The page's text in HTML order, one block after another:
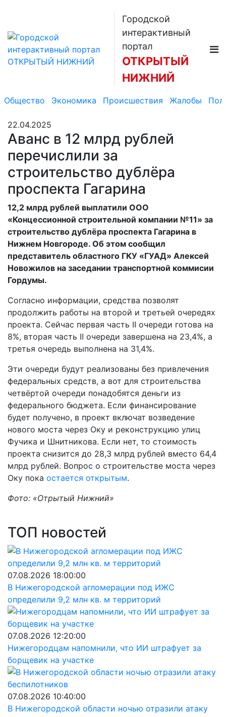
Городской
интерактивный
портал
ОТКРЫТЫЙ
НИЖНИЙ
Общество Экономика Происшествия Жалобы
22.04.2025
Аванс в 12 млрд рублей
перечислили за
строительство дублёра
проспекта Гагарина
12,2 млрд рублей выплатили ООО
«Концессионной строительной компании №11» за
строительство дублёра проспекта Гагарина в
Нижнем Новгороде. Об этом сообщил
представитель областного ГКУ «ГУАД» Алексей
Новожилов на заседании транспортной коммисии
Гордумы.
Согласно информации, средства позволят
продолжить работы на второй и третьей очередях
проекта. Сейчас первая часть II очереди готова на
8%, вторая часть II очереди завершена на 23,4%, а
третья очередь выполнена на 31,4%.
Эти очереди будут реализованы без привлечения
федеральных средств, а вот для строительства
четвёртой очереди понадобятся деньги из
федерального бюджета. Если финансирование
будет получено, в проект включат возведение
нового моста через Оку и реконструкцию улиц
Фучика и Шнитникова. Если нет, то стоимость
проекта снизится до 28,3 млрд рублей вместо 64,4
млрд рублей. Вопрос о строительстве моста через
Оку пока остается открытым.
Фото: «Отрытый Нижний»
ТОП новостей
07.08.2026 18:00:00
В Нижегородской агломерации под ИЖС
определили 9,2 млн кв. м территорий
07.08.2026 12:20:00
Нижегородцам напомнили, что ИИ штрафует за
борщевик на участке
07.08.2026 10:40:00
В Нижегородской области ночью отразили атаку